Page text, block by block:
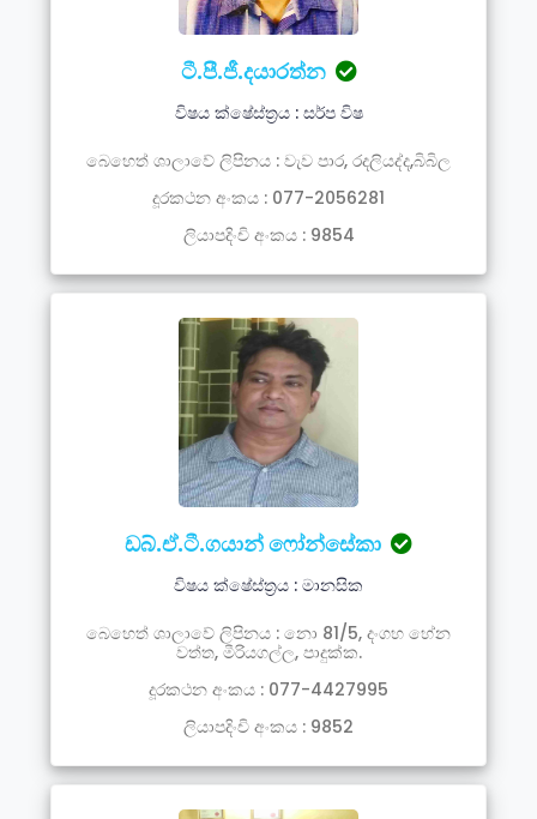
ටී.පී.ජී.දයාරත්න
විෂය ක්ෂේස්ත්‍රය : සර්ප විෂ
බෙහෙත් ශාලාවේ ලිපිනය : වැව පාර, රදලියද්ද,බිබිල
දූරකථන අංකය : 077-2056281
ලියාපදිංචි අංකය : 9854
ඩබ්.ඒ.ටී.ගයාන් ෆෝන්සේකා
විෂය ක්ෂේස්ත්‍රය : මානසික
බෙහෙත් ශාලාවේ ලිපිනය : නො 81/5, දංගහ හේන
වත්ත, මීරියගල්ල, පාදුක්ක.
දූරකථන අංකය : 077-4427995
ලියාපදිංචි අංකය : 9852